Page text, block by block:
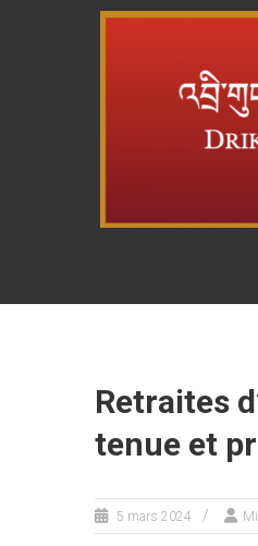
KAGYU
MILA
CENTER
Retraites
tenue et
5 mars 2024